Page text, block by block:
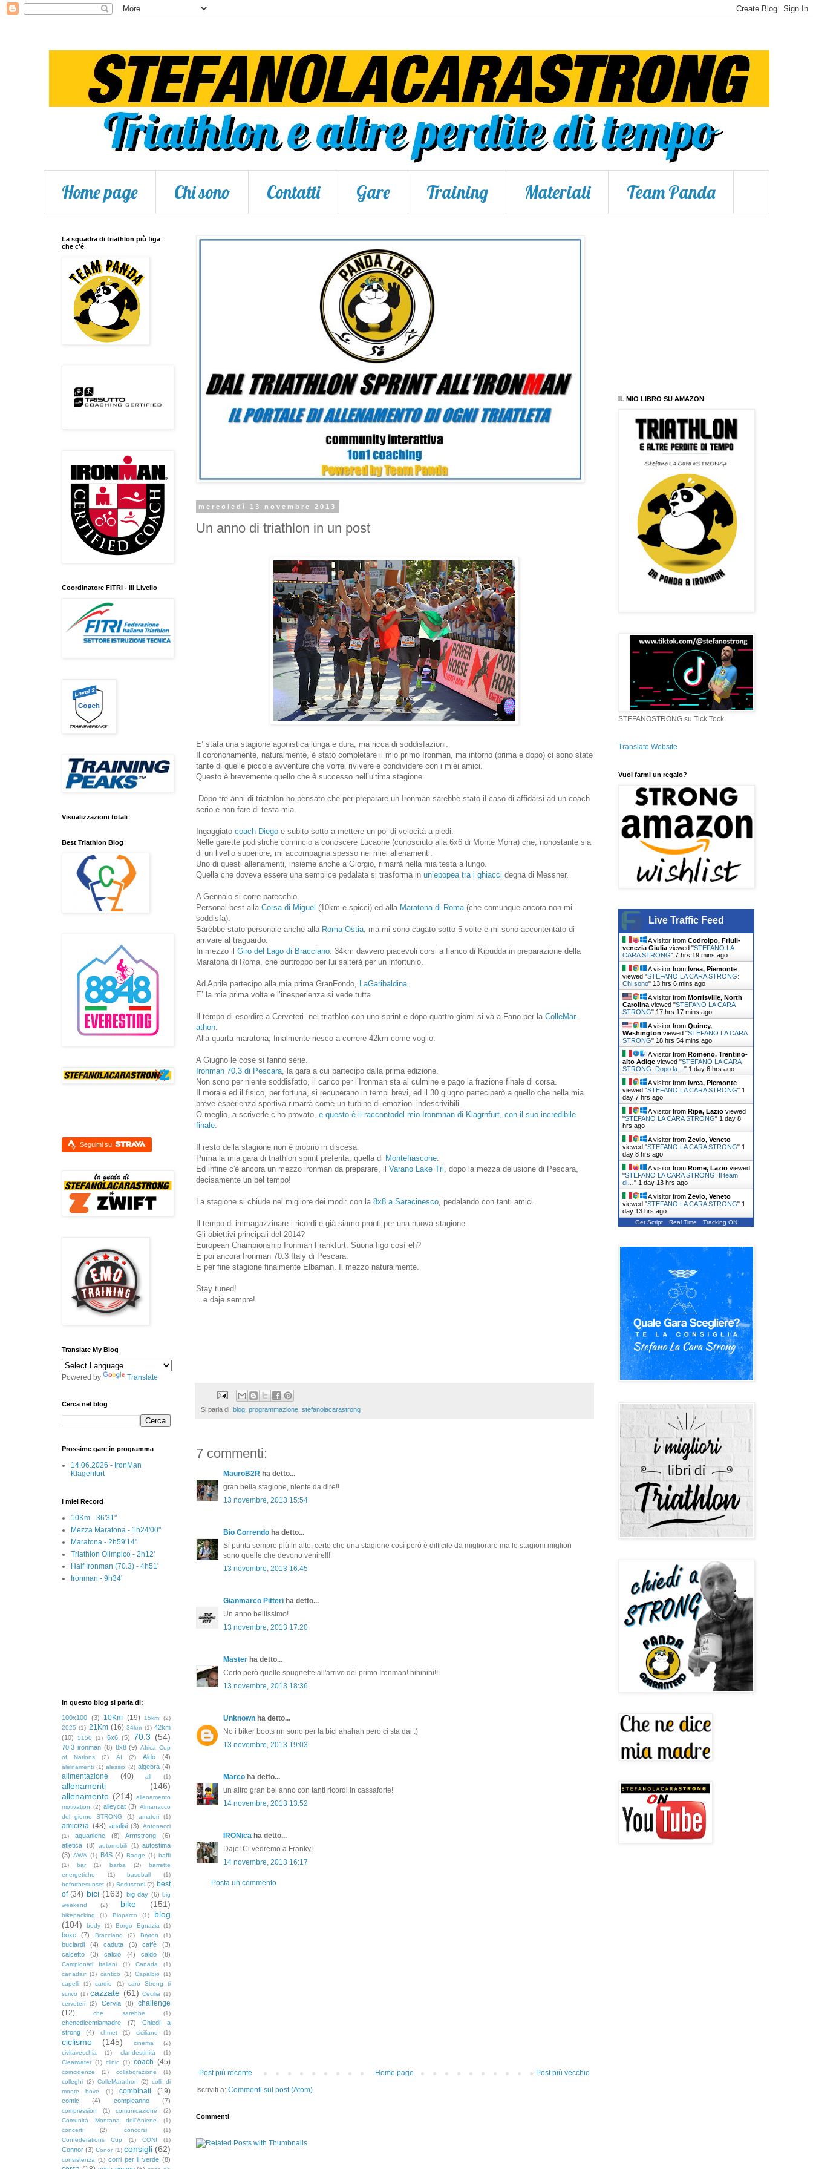
Home page Chi sono Contatti Gare Training Materiali Team Panda
mercoledì 13 novembre 2013
Un anno di triathlon in un post
E’ stata una stagione agonistica lunga e dura, ma ricca di soddisfazioni.
Il corononamente, naturalmente, è stato completare il mio primo Ironman, ma intorno (prima e dopo) ci sono state
tante di quelle piccole avventure che vorrei rivivere e condividere con i miei amici.
Questo è brevemente quello che è successo nell’ultima stagione.
Dopo tre anni di triathlon ho pensato che per preparare un Ironman sarebbe stato il caso di affidarsi ad un coach
serio e non fare di testa mia.
Ingaggiato coach Diego e subito sotto a mettere un po’ di velocità a piedi.
Nelle garette podistiche comincio a conoscere Lucaone (conosciuto alla 6x6 di Monte Morra) che, nonostante sia
di un livello superiore, mi accompagna spesso nei miei allenamenti.
Uno di questi allenamenti, insieme anche a Giorgio, rimarrà nella mia testa a lungo.
Quella che doveva essere una semplice pedalata si trasforma in un’epopea tra i ghiacci degna di Messner.
A Gennaio si corre parecchio.
Personal best alla Corsa di Miguel (10km e spicci) ed alla Maratona di Roma(che comunque ancora non mi
soddisfa).
Sarebbe stato personale anche alla Roma-Ostia, ma mi sono cagato sotto 5 volte e mi sono accontentato di
arrivare al traguardo.
In mezzo il Giro del Lago di Bracciano: 34km davvero piacevoli corsi a fianco di Kipudda in preparazione della
Maratona di Roma, che purtroppo per lui salterà per un infortunio.
Ad Aprile partecipo alla mia prima GranFondo, LaGaribaldina.
E’ la mia prima volta e l’inesperienza si vede tutta.
Il tempo di esordire a Cerveteri nel triathlon con uno sprint e dopo quattro giorni si va a Fano per la ColleMar-
athon.
Alla quarta maratona, finalmente riesco a correre 42km come voglio.
A Giugno le cose si fanno serie.
Ironman 70.3 di Pescara, la gara a cui partecipo dalla prima edizione.
Non sono per niente soddisfatto, il carico per l’Ironman sta al culmine e pago la frazione finale di corsa.
Il morale ed il fisico, per fortuna, si recuperano in tempi brevi, ed il 30 giugno parteciperò a quello che nella mia
breve esperienza sportiva rimarrà come un turbine di emozioni indescrivibili.
O meglio, a scriverle c’ho provato, e questo è il raccontodel mio Ironmnan di Klagrnfurt, con il suo incredibile
finale.
Il resto della stagione non è proprio in discesa.
Prima la mia gara di triathlon sprint preferita, quella di Montefiascone.
Ed infine c'è ancora un mezzo ironman da preparare, il Varano Lake Tri, dopo la mezza delusione di Pescara,
decisamente un bel tempo!
La stagione si chiude nel migliore dei modi: con la 8x8 a Saracinesco, pedalando con tanti amici.
Il tempo di immagazzinare i ricordi e già siamo pronti per una nuova stagione.
Gli obiettivi principali del 2014?
European Championship Ironman Frankfurt. Suona figo così eh?
E poi ancora Ironman 70.3 Italy di Pescara.
E per fine stagione finalmente Elbaman. Il mezzo naturalmente.
Stay tuned!
...e daje sempre!
Si parla di: blog programmazione stefanolacarastrong
7 commenti:
MauroB2R ha detto...
gran bella stagione, niente da dire!!
13 novembre, 2013 15:54
Bio Correndo ha detto...
Si punta sempre più in alto, certo che una stagione così però è difficile da migliorare ma le stagioni migliori
sono quelle che devono venire!!!
13 novembre, 2013 16:45
Gianmarco Pitteri ha detto...
Un anno bellissimo!
13 novembre, 2013 17:20
Master ha detto...
Certo però quelle spugnette all'arrivo del primo Ironman! hihihihi!!
13 novembre, 2013 18:36
Unknown ha detto...
No i biker boots nn sono per la bici ahahah però ci sta dai :)
13 novembre, 2013 19:03
Marco ha detto...
un altro gran bel anno con tanti ricordi in cassaforte!
14 novembre, 2013 13:52
IRONica ha detto...
Daje! Ci vedremo a Franky!
14 novembre, 2013 16:17
Posta un commento
Post più recente Post più vecchio
Home page
Iscriviti a: Commenti sul post (Atom)
Commenti
La squadra di triathlon più figa
che c'è
Coordinatore FITRI - III Livello
Visualizzazioni totali
Best Triathlon Blog
Seguimi su
Translate My Blog
Powered by Translate
Cerca nel blog
Prossime gare in programma
14.06.2026 - IronMan
Klagenfurt
I miei Record
10Km - 36'31"
Mezza Maratona - 1h24'00"
Maratona - 2h59'14"
Triathlon Olimpico - 2h12'
Half Ironman (70.3) - 4h51'
Ironman - 9h34'
in questo blog si parla di:
100x100 (3) 10Km (19) 15km
(2)
2025 (1) 21Km (16) 34km (1) 42km
(10)
5150 (1) 6x6 (5) 70.3 (54)
70.3 ironman (8) 8x8 (9) Africa Cup
of Nations
(2) AI (2) Aldo (4)
alelnamenti (1) alessio (2) algebra (4)
alimentazione (40) all (1)
allenamenti
(146)
allenamento (214) allenamento
motivation (2) alleycat (3) Almanacco
del giorno STRONG
(1) amatori (1)
amicizia (48) analisi (3)
Antonacci
(1)
aquaniene (8) Armstrong
(6)
atletica (8) automobili (1) autostima
(3) AWA (1) B4S (4) Badge (1) baffi
(1)
bar (1) barba (2)
barrette
energetiche
(1) baseball
(1)
beforthesunset (1) Berlusconi (2) best
of (34) bici (163) big day (6) big
weekend
(2) bike (151)
bikepacking (1) Bioparco (1)
blog
(104)
body (1) Borgo Egnazia (1)
boxe (7) Bracciano (2) Bryton (1)
buciardi (4) caduta (3) caffè
(3)
calcetto
(3) calcio (4) caldo (8)
Campionati Italiani (1) Canada
(1)
canadair (1) cantico (1) Capalbio
(1)
capelli
(1) cardio (1)
caro Strong ti
scrivo (1) cazzate (61) Cecilia (1)
cerveteri
(2) Cervia (8)
challenge
(12)
che sarebbe (1)
chenedicemiamadre (7)
Chiedi a
strong
(4) chmet (1) ciciliano (1)
ciclismo (145) cinema
(2)
civitavecchia
(1) clandestinità
(1)
Clearwater (1) clinic (1) coach (45)
coincidenze (2) collaborazione
(1)
colleghi (2) ColleMarathon (2) colli di
monte bove
(1) combinati (19)
comic (4) compleanno (7)
compression (1) comunicazione
(2)
Comunità Montana dell'Aniene
(1)
concerti
(2) concorsi
(1)
Confederations Cup
(1) CONI (1)
Connor (3) Conor (1) consigli (62)
consistenza (1) corri per il verde (8)
IL MIO LIBRO SU AMAZON
STEFANOSTRONG su Tick Tock
Translate Website
Vuoi farmi un regalo?
Live Traffic Feed
A visitor from Codroipo, Friuli-
venezia Giulia viewed "STEFANO LA
CARA STRONG" 7 hrs 19 mins ago
A visitor from Ivrea, Piemonte
viewed "STEFANO LA CARA STRONG:
Chi sono" 13 hrs 6 mins ago
A visitor from Morrisville, North
Carolina viewed "STEFANO LA CARA
STRONG" 17 hrs 17 mins ago
A visitor from Quincy,
Washington viewed "STEFANO LA CARA
STRONG" 18 hrs 54 mins ago
A visitor from Romeno, Trentino-
alto Adige viewed "STEFANO LA CARA
STRONG: Dopo la… " 1 day 6 hrs ago
A visitor from Ivrea, Piemonte
viewed "STEFANO LA CARA STRONG" 1
day 7 hrs ago
A visitor from Ripa, Lazio viewed
"STEFANO LA CARA STRONG" 1 day 8
hrs ago
A visitor from Zevio, Veneto
viewed "STEFANO LA CARA STRONG" 1
day 8 hrs ago
A visitor from Rome, Lazio viewed
"STEFANO LA CARA STRONG: Il team
di… " 1 day 13 hrs ago
A visitor from Zevio, Veneto
viewed "STEFANO LA CARA STRONG" 1
day 13 hrs ago
Get Script Real Time Tracking ON